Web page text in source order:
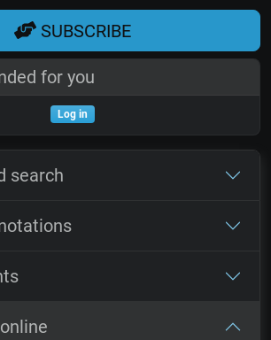
SUBSCRIBE
for you
Log in
search